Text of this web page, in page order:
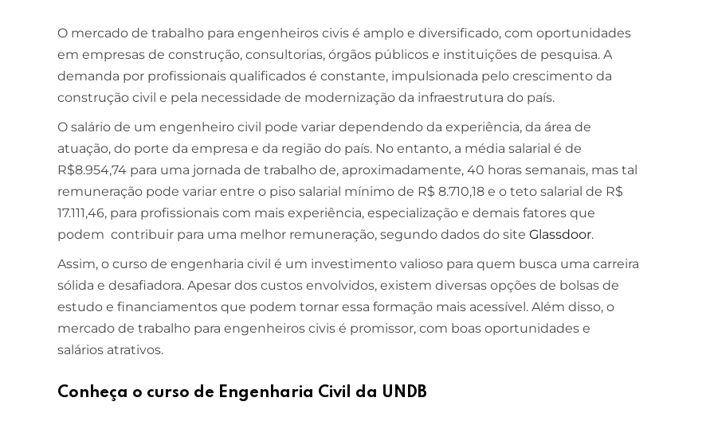
O mercado de trabalho para engenheiros civis é amplo e diversificado, com oportunidades
em empresas de construção, consultorias, órgãos públicos e instituições de pesquisa. A
demanda por profissionais qualificados é constante, impulsionada pelo crescimento da
construção civil e pela necessidade de modernização da infraestrutura do país.
O salário de um engenheiro civil pode variar dependendo da experiência, da área de
atuação, do porte da empresa e da região do país. No entanto, a média salarial é de
R$8.954,74 para uma jornada de trabalho de, aproximadamente, 40 horas semanais, mas tal
remuneração pode variar entre o piso salarial mínimo de R$ 8.710,18 e o teto salarial de R$
17.111,46, para profissionais com mais experiência, especialização e demais fatores que
podem contribuir para uma melhor remuneração, segundo dados do site Glassdoor.
Assim, o curso de engenharia civil é um investimento valioso para quem busca uma carreira
sólida e desafiadora. Apesar dos custos envolvidos, existem diversas opções de bolsas de
estudo e financiamentos que podem tornar essa formação mais acessível. Além disso, o
mercado de trabalho para engenheiros civis é promissor, com boas oportunidades e
salários atrativos.
Conheça o curso de Engenharia Civil da UNDB